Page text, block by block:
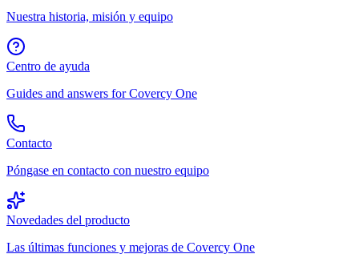
Nuestra historia, misión y equipo
Centro de ayuda
Guides and answers for Covercy One
Contacto
Póngase en contacto con nuestro equipo
Novedades del producto
Las últimas funciones y mejoras de Covercy One